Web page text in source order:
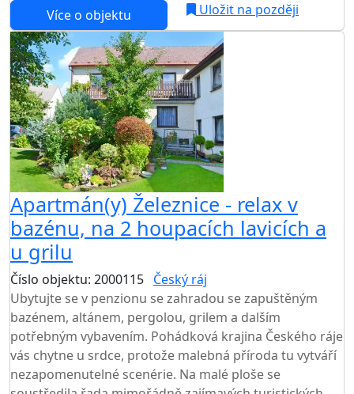
Více o objektu Uložit na později
Apartmán(y) Železnice - relax v
bazénu, na 2 houpacích lavicích a
u grilu
Číslo objektu: 2000115 Český ráj
Ubytujte se v penzionu se zahradou se zapuštěným
bazénem, altánem, pergolou, grilem a dalším
potřebným vybavením. Pohádková krajina Českého ráje
vás chytne u srdce, protože malebná příroda tu vytváří
nezapomenutelné scenérie. Na malé ploše se